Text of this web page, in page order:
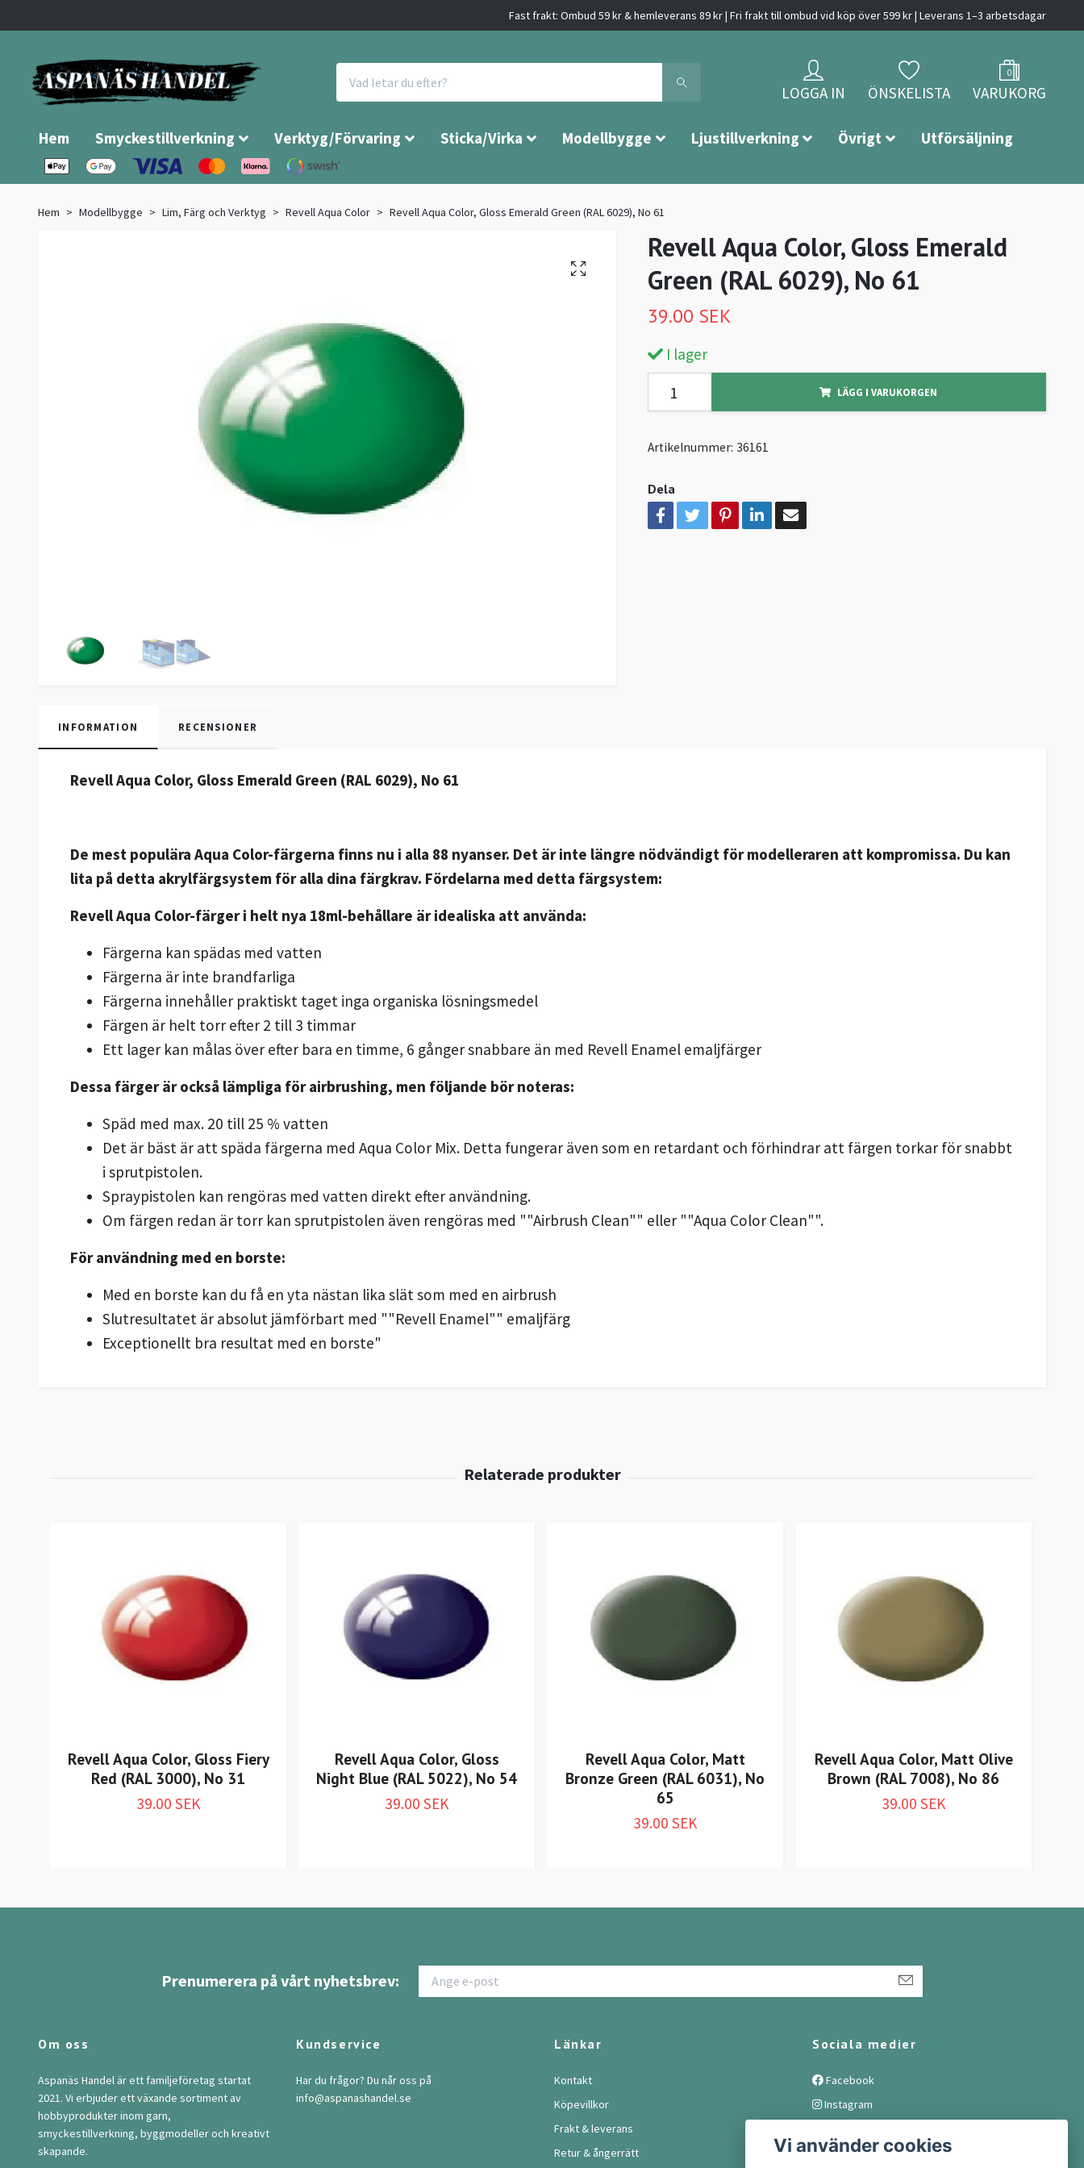
Fast frakt: Ombud 59 kr & hemleverans 89 kr | Fri frakt till ombud vid köp över 599 kr | Leverans 1–3 arbetsdagar
LOGGA IN ÖNSKELISTA
0
VARUKORG
Hem Smyckestillverkning Verktyg/Förvaring Sticka/Virka Modellbygge Ljustillverkning Övrigt Utförsäljning
Hem Modellbygge Lim, Färg och Verktyg Revell Aqua Color Revell Aqua Color, Gloss Emerald Green (RAL 6029), No 61
Revell Aqua Color, Gloss Emerald
Green (RAL 6029), No 61
39.00 SEK
I lager
LÄGG I VARUKORGEN
Artikelnummer: 36161
Dela
INFORMATION RECENSIONER
Revell Aqua Color, Gloss Emerald Green (RAL 6029), No 61
De mest populära Aqua Color-färgerna finns nu i alla 88 nyanser. Det är inte längre nödvändigt för modelleraren att kompromissa. Du kan
lita på detta akrylfärgsystem för alla dina färgkrav. Fördelarna med detta färgsystem:
Revell Aqua Color-färger i helt nya 18ml-behållare är idealiska att använda:
Färgerna kan spädas med vatten
Färgerna är inte brandfarliga
Färgerna innehåller praktiskt taget inga organiska lösningsmedel
Färgen är helt torr efter 2 till 3 timmar
Ett lager kan målas över efter bara en timme, 6 gånger snabbare än med Revell Enamel emaljfärger
Dessa färger är också lämpliga för airbrushing, men följande bör noteras:
Späd med max. 20 till 25 % vatten
Det är bäst är att späda färgerna med Aqua Color Mix. Detta fungerar även som en retardant och förhindrar att färgen torkar för snabbt
i sprutpistolen.
Spraypistolen kan rengöras med vatten direkt efter användning.
Om färgen redan är torr kan sprutpistolen även rengöras med ""Airbrush Clean"" eller ""Aqua Color Clean"".
För användning med en borste:
Med en borste kan du få en yta nästan lika slät som med en airbrush
Slutresultatet är absolut jämförbart med ""Revell Enamel"" emaljfärg
Exceptionellt bra resultat med en borste"
Revell Aqua Color, Gloss Fiery
Red (RAL 3000), No 31
39.00 SEK
Revell Aqua Color, Gloss
Night Blue (RAL 5022), No 54
39.00 SEK
Revell Aqua Color, Matt
Bronze Green (RAL 6031), No
65
39.00 SEK
Revell Aqua Color, Matt Olive
Brown (RAL 7008), No 86
39.00 SEK
Prenumerera på vårt nyhetsbrev:
Om oss
Aspanäs Handel är ett familjeföretag startat
2021. Vi erbjuder ett växande sortiment av
hobbyprodukter inom garn,
smyckestillverkning, byggmodeller och kreativt
skapande.
Kundservice
Har du frågor? Du når oss på
info@aspanashandel.se
Länkar
Kontakt
Köpevillkor
Frakt & leverans
Retur & ångerrätt
Sociala medier
Facebook
Instagram
Vi använder cookies